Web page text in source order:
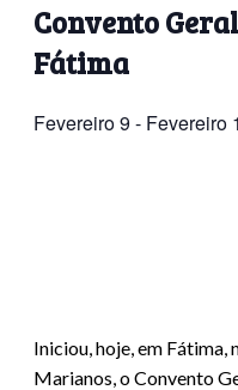
Convento
Fátima
Fevereiro 9 - Fevereiro
Iniciou, hoje, em Fátima,
Marianos, o Convento